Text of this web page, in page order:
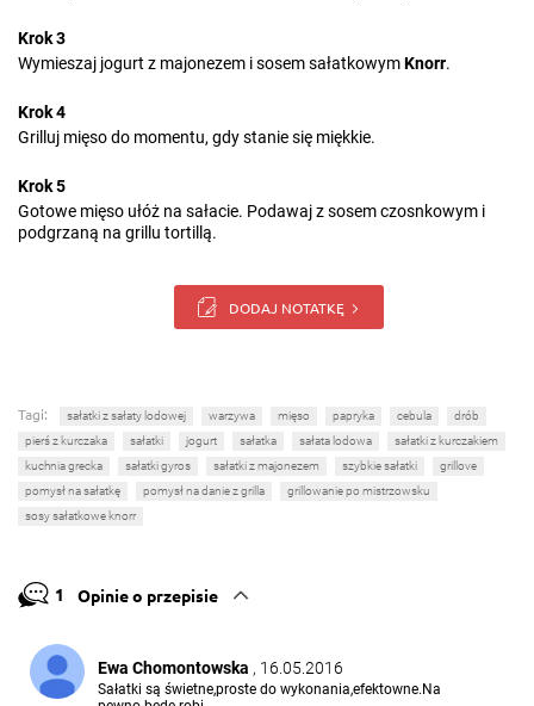
Krok 3
Wymieszaj jogurt z majonezem i sosem sałatkowymKnorr.
Krok 4
Grilluj mięso do momentu, gdy stanie się miękkie.
Krok 5
Gotowe mięso ułóż na sałacie. Podawaj z sosem czosnkowym i
podgrzaną na grillu tortillą.
DODAJ NOTATKĘ
Tagi: sałatki z sałaty lodowej warzywa mięso papryka cebula
drób
pierś z kurczaka
sałatki jogurt sałatka sałata lodowa
sałatki z kurczakiem
kuchnia grecka
sałatki gyros sałatki z majonezem szybkie sałatki
grillove
pomysł na sałatkę
pomysł na danie z grilla
grillowanie po mistrzowsku
sosy sałatkowe knorr
1 Opinie o przepisie
Ewa Chomontowska , 16.05.2016
Sałatki są świetne,proste do wykonania,efektowne.Na